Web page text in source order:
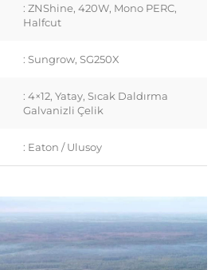
: ZNShine, 420W, Mono PERC,
Halfcut
: Sungrow, SG250X
: 4×12, Yatay, Sıcak Daldırma
Galvanizli Çelik
: Eaton / Ulusoy